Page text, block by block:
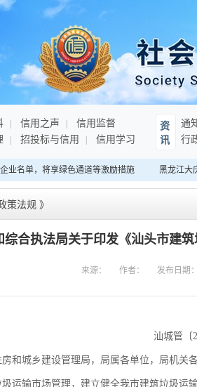
信用之声
信用监督
招投标与信用 信用学习
资
讯
通
行
名单，将享绿色通道等激励措施 黑龙江大
策法规 》
综合执法局关于印发《汕头市建
来源： 作者： 发布日期
汕城管〔
和城乡建设管理局，局属各单位，局机关
输市场管理，建立健全我市建筑垃圾运